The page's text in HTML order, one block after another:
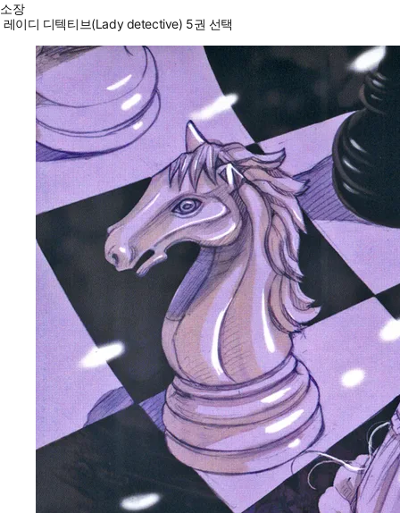
소장
레이디 디텍티브(Lady detective) 5권 선택